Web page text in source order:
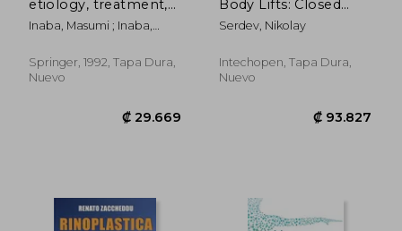
etiology, treatment,
and related factors
(en Inglés)
Inaba, Masumi ; Inaba,
Springer, 1992, Tapa Dura,
Nuevo
Body Lifts: Closed
Suture Lifts or Barbed
Thread Lifts (en
Serdev, Nikolay
Intechopen, Tapa Dura,
Nuevo